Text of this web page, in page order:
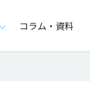
コラム・資料